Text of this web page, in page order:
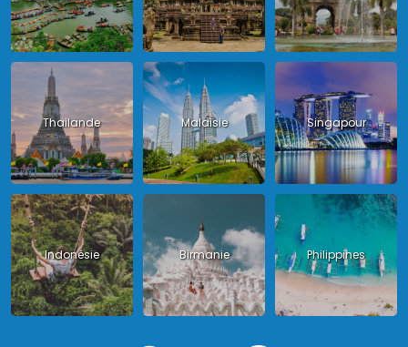
Thailande Malaisie Singapour
Indonésie Birmanie Philippines